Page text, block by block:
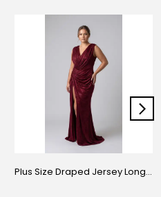
Plus Size Draped Jersey Long Evening Dress Burgundy